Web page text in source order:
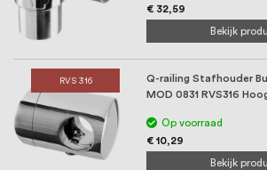
€ 32,59
Bekijk
RVS 316
Q-railing Stafhouder
MOD 0831 RVS316
Op voorraad
€ 10,29
Bekijk